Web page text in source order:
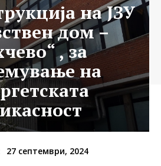
на ЈЗУ
дом –
, за
на
27 септември, 2024